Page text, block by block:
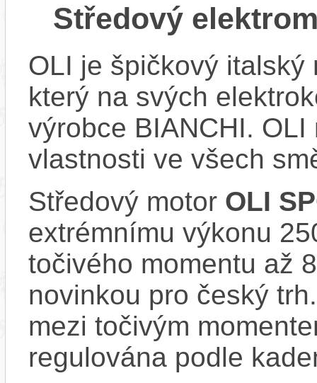
Středový
OLI je špičkový italský
který na svých
výrobce BIANCHI.
vlastnosti ve všech
Středový motor OLI
extrémnímu výkonu
točivého momentu až
novinkou pro český
mezi točivým
regulována podle